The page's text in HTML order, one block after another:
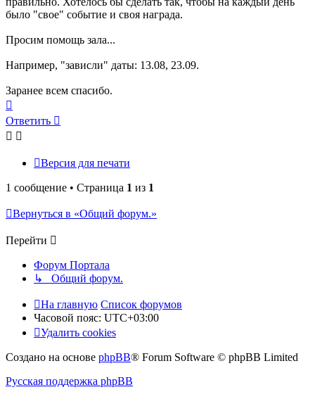
было "свое" событие и своя награда.
Просим помощь зала...
Например, "зависли" даты: 13.08, 23.09.
Заранее всем спасибо.
к
началу
Ответить
Версия для печати
1 сообщение • Страница 1 из 1
Вернуться в «Общий форум.»
Перейти
Форум Портала
↳ Общий форум.
На главную Список форумов
Часовой пояс: UTC+03:00
Удалить cookies
Создано на основе phpBB® Forum Software © phpBB Limited
Русская поддержка phpBB